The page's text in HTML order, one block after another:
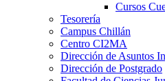
Cursos
Tesorería
Campus Chillán
Centro CI2MA
Dirección de Asuntos
Dirección de Postgrado